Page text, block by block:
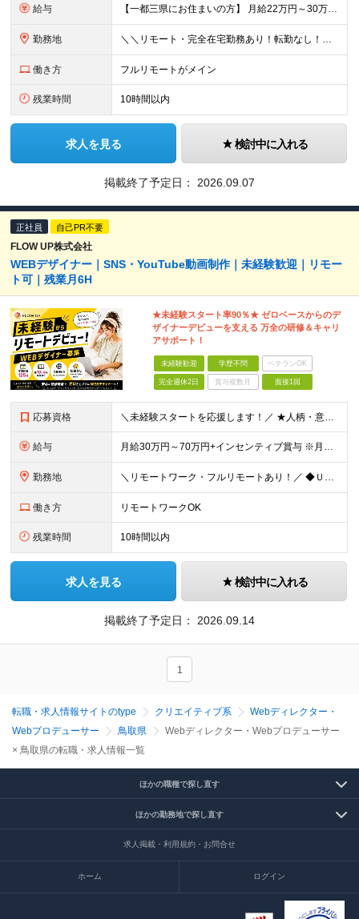
給与 【一都三県にお住まいの方】 月給22万円～30万円+インセンティブ ※経験・能力を考慮して決定。経験がある場合は、スキルに応じた月給額でスタートします。 ※上記には固定残業代（10時間分／15,000
勤務地 ＼＼リモート・完全在宅勤務あり！転勤なし！／／ ★47都道府県の好きな地域で働けます◎ ★本社は渋谷駅徒歩5分の好立地です！ □リモート・フルリモートも選択可能です！ └将来的には「お気に入りのカフ
働き方 フルリモートがメイン
残業時間 10時間以内
求人を見る 検討中に入れる
掲載終了予定日： 2026.09.07
正社員 自己PR不要
FLOW UP株式会社
WEBデザイナー｜SNS・YouTube動画制作｜未経験歓迎｜リモー
ト可｜残業月6H
★未経験スタート率90％★ ゼロベースからのデ
ザイナーデビューを支える 万全の研修＆キャリ
アサポート！
未経験歓迎 学歴不問 ベテランOK
完全週休2日 賞与複数月 面接1回
応募資格 ＼未経験スタートを応援します！／ ★人柄・意欲を重視した採用★ 育成を前提とした採用のため、 「PCに触ったことがほとんどない…」という方の挑戦も歓迎！ ＜例えば…＞ ●やりたいことはあるけど、ス
給与 月給30万円～70万円+インセンティブ賞与 ※月給額は経験・スキルを考慮の上、決定いたします。 【インセンティブについて】 自社サービスを提案し、サービス化した場合、一部の利益をインセンティブとして
勤務地 ＼リモートワーク・フルリモートあり！／ ◆Ｕ・Ｉターン歓迎 ◆転居を伴う転勤はありません。 ◆配属先はお住まいや希望を考慮し決定します。 ◆マイカー通勤OK（駐車場あり／プロジェクトによる） 【本
働き方 リモートワークOK
残業時間 10時間以内
求人を見る 検討中に入れる
掲載終了予定日： 2026.09.14
1
転職・求人情報サイトのtype クリエイティブ系
Webディレクター・
Webプロデューサー
鳥取県
Webディレクター・Webプロデューサー
× 鳥取県の転職・求人情報一覧
ほかの職種で探し直す
ほかの勤務地で探し直す
求人掲載・利用規約・お問合せ
ホーム ログイン